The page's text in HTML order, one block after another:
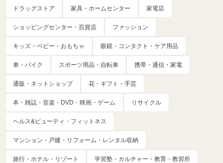
ドラッグストア 家具・ホームセンター 家電店
ショッピングセンター・百貨店 ファッション
キッズ・ベビー・おもちゃ 眼鏡・コンタクト・ケア用品
車・バイク スポーツ用品・自転車 携帯・通信・家電
通販・ネットショップ 花・ギフト・手芸
本・雑誌・音楽・DVD・映画・ゲーム リサイクル
ヘルス&ビューティ・フィットネス
マンション・戸建・リフォーム・レンタル収納
旅行・ホテル・リゾート 学習塾・カルチャー・教育・教習所